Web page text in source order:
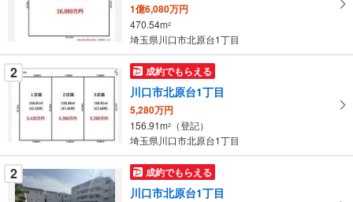
ー
ジ
保
る
1億6,080万円
470.54m2
埼玉県川口市北原台1丁目
2 成約でもらえる
川口市北原台1丁目
5,280万円
156.91m2
（登記）
埼玉県川口市北原台1丁目
2 成約でもらえる
川口市北原台1丁目